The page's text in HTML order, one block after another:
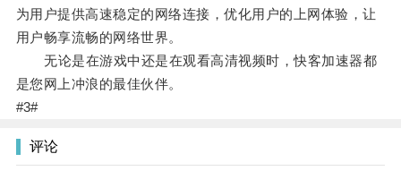
为用户提供高速稳定的网络连接，优化用户的上网体验，让
用户畅享流畅的网络世界。
无论是在游戏中还是在观看高清视频时，快客加速器都
是您网上冲浪的最佳伙伴。
#3#
评论